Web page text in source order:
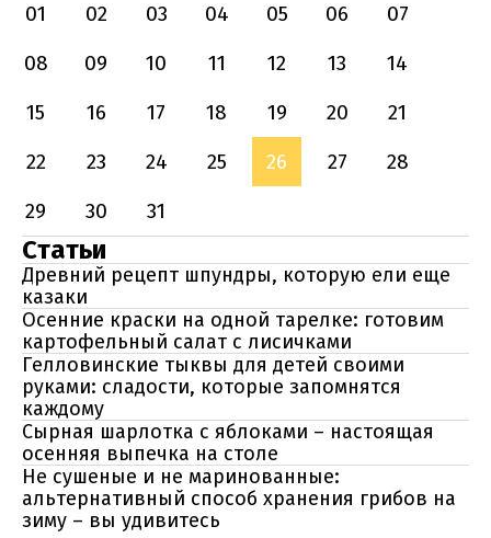
01
02 03 04 05 06
07
08
09 10 11 12 13
14
15
16 17 18 19 20
21
22
23 24 25 26 27
28
29
30 31
Статьи
Древний рецепт шпундры, которую ели еще
казаки
Осенние краски на одной тарелке: готовим
картофельный салат с лисичками
Гелловинские тыквы для детей своими
руками: сладости, которые запомнятся
каждому
Сырная шарлотка с яблоками – настоящая
осенняя выпечка на столе
Не сушеные и не маринованные:
альтернативный способ хранения грибов на
зиму – вы удивитесь